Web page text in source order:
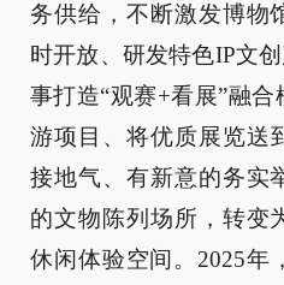
务供给，不断激发博物
时开放、研发特色IP文
事打造“观赛+看展”融
游项目、将优质展览
接地气、有新意的务实
的文物陈列场所，转变
休闲体验空间。2025年